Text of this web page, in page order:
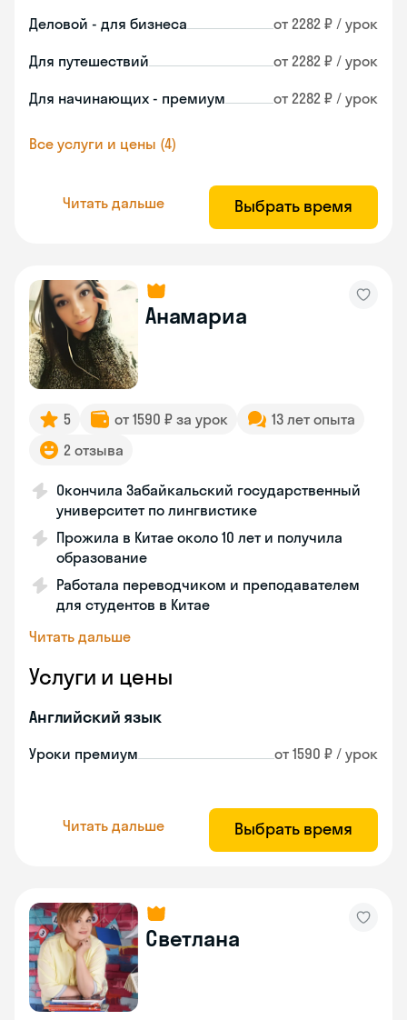
Деловой - для бизнеса от 2282 ₽ / урок
Для путешествий от 2282 ₽ / урок
Для начинающих - премиум от 2282 ₽ / урок
Все услуги и цены (4)
Читать дальше Выбрать время
Анамариа
5 от 1590 ₽ за урок
13 лет опыта
2 отзыва
Окончила Забайкальский государственный
университет по лингвистике
Прожила в Китае около 10 лет и получила
образование
Работала переводчиком и преподавателем
для студентов в Китае
Читать дальше
Услуги и цены
Английский язык
Уроки премиум от 1590 ₽ / урок
Читать дальше Выбрать время
Светлана